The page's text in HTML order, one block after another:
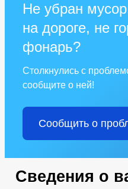
Не убран
на дороге, не
фонарь?
Столкнулись с
сообщите о ней!
Сообщить о
Сведения о